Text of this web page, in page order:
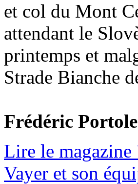
et col du Mont
attendant le
printemps et
Strade Bianche
Frédéric
Lire le
Vayer et son